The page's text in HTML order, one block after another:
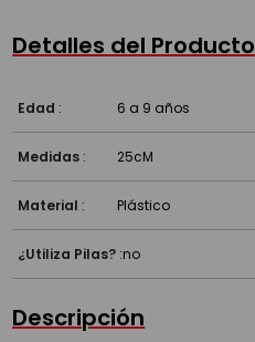
Detalles del Producto
Edad : 6 a 9 años
Medidas : 25cM
Material : Plástico
¿Utiliza Pilas? :no
Descripción